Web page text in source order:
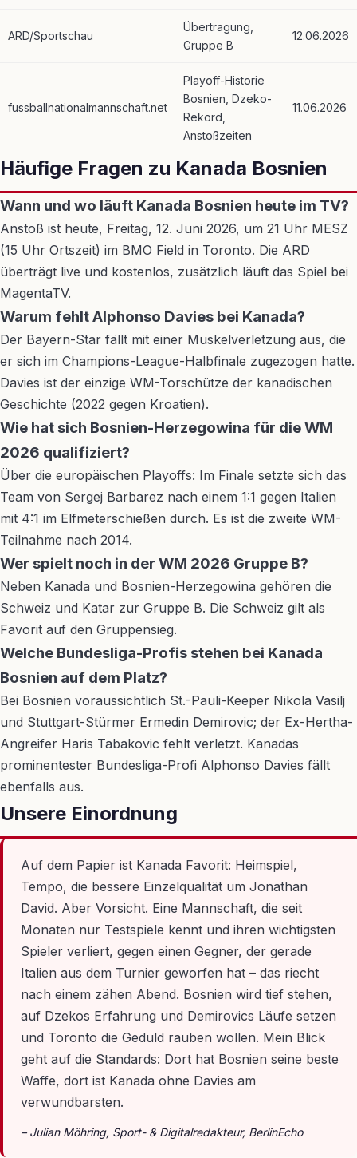
ARD/Sportschau
Übertragung,
Gruppe B
12.06.2026
fussballnationalmannschaft.net
Playoff-Historie
Bosnien, Dzeko-
Rekord,
Anstoßzeiten
11.06.2026
Häufige Fragen zu Kanada Bosnien
Wann und wo läuft Kanada Bosnien heute im TV?
Anstoß ist heute, Freitag, 12. Juni 2026, um 21 Uhr MESZ
(15 Uhr Ortszeit) im BMO Field in Toronto. Die ARD
überträgt live und kostenlos, zusätzlich läuft das Spiel bei
MagentaTV.
Warum fehlt Alphonso Davies bei Kanada?
Der Bayern-Star fällt mit einer Muskelverletzung aus, die
er sich im Champions-League-Halbfinale zugezogen hatte.
Davies ist der einzige WM-Torschütze der kanadischen
Geschichte (2022 gegen Kroatien).
Wie hat sich Bosnien-Herzegowina für die WM
2026 qualifiziert?
Über die europäischen Playoffs: Im Finale setzte sich das
Team von Sergej Barbarez nach einem 1:1 gegen Italien
mit 4:1 im Elfmeterschießen durch. Es ist die zweite WM-
Teilnahme nach 2014.
Wer spielt noch in der WM 2026 Gruppe B?
Neben Kanada und Bosnien-Herzegowina gehören die
Schweiz und Katar zur Gruppe B. Die Schweiz gilt als
Favorit auf den Gruppensieg.
Welche Bundesliga-Profis stehen bei Kanada
Bosnien auf dem Platz?
Bei Bosnien voraussichtlich St.-Pauli-Keeper Nikola Vasilj
und Stuttgart-Stürmer Ermedin Demirovic; der Ex-Hertha-
Angreifer Haris Tabakovic fehlt verletzt. Kanadas
prominentester Bundesliga-Profi Alphonso Davies fällt
ebenfalls aus.
Unsere Einordnung
Auf dem Papier ist Kanada Favorit: Heimspiel,
Tempo, die bessere Einzelqualität um Jonathan
David. Aber Vorsicht. Eine Mannschaft, die seit
Monaten nur Testspiele kennt und ihren wichtigsten
Spieler verliert, gegen einen Gegner, der gerade
Italien aus dem Turnier geworfen hat – das riecht
nach einem zähen Abend. Bosnien wird tief stehen,
auf Dzekos Erfahrung und Demirovics Läufe setzen
und Toronto die Geduld rauben wollen. Mein Blick
geht auf die Standards: Dort hat Bosnien seine beste
Waffe, dort ist Kanada ohne Davies am
verwundbarsten.
– Julian Möhring, Sport- & Digitalredakteur, BerlinEcho